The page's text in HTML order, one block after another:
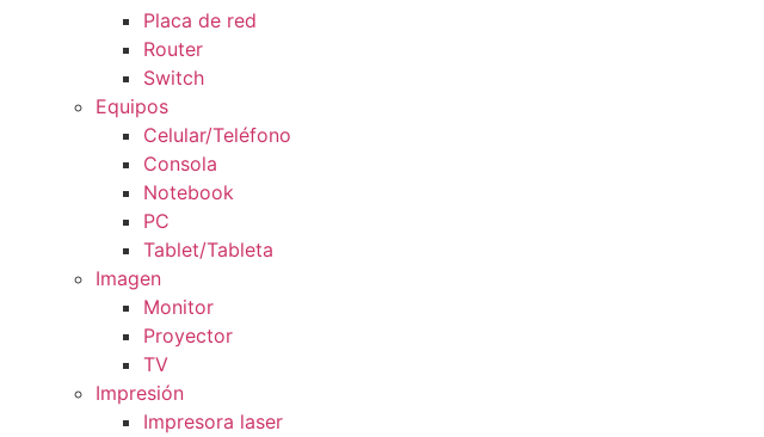
Placa de red
Router
Switch
Equipos
Celular/Teléfono
Consola
Notebook
PC
Tablet/Tableta
Imagen
Monitor
Proyector
TV
Impresión
Impresora laser